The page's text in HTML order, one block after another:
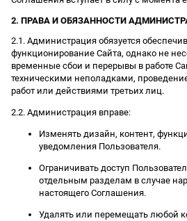
2. ПРАВА И ОБЯЗАННОСТИ
2.1. Администрация обязуется
функционирование Сайта, однако не
временные сбои и перерывы в работе
техническими неполадками,
работ или действиями третьих лиц.
2.2. Администрация вправе:
Изменять дизайн, контент,
уведомления Пользователя.
Ограничивать доступ
отдельным разделам в случае
настоящего Соглашения.
Удалять или перемещать любой